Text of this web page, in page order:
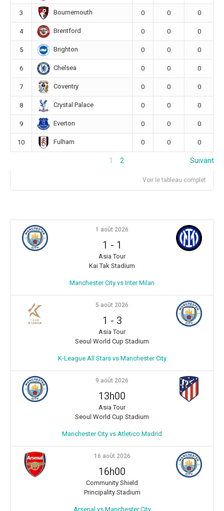
3 Bournemouth 0 0 0
4 Brentford 0 0 0
5 Brighton 0 0 0
6 Chelsea 0 0 0
7 Coventry 0 0 0
8 Crystal Palace 0 0 0
9 Everton 0 0 0
10 Fulham 0 0 0
1 2 Suivant
Voir le tableau complet
1 août 2026
1 - 1
Asia Tour
Kai Tak Stadium
Manchester City vs Inter Milan
5 août 2026
1 - 3
Asia Tour
Seoul World Cup Stadium
K-League All Stars vs Manchester City
9 août 2026
13h00
Asia Tour
Seoul World Cup Stadium
Manchester City vs Atletico Madrid
16 août 2026
16h00
Community Shield
Principality Stadium
Arsenal vs Manchester City